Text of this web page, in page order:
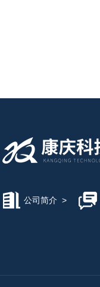
公司简介 >